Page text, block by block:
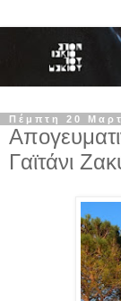
Πέμπτη 20
Γαϊτάνι